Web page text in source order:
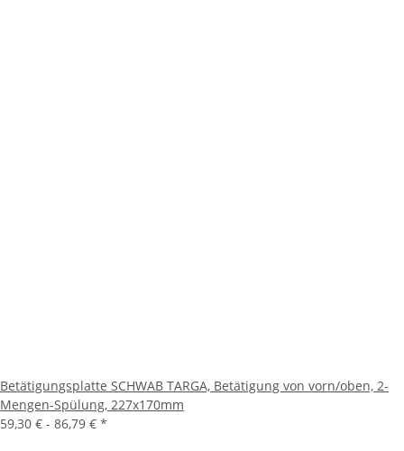
Betätigungsplatte SCHWAB TARGA, Betätigung von vorn/oben, 2-
Mengen-Spülung, 227x170mm
59,30 € - 86,79 € *